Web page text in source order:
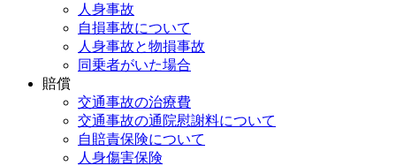
人身事故
自損事故について
人身事故と物損事故
同乗者がいた場合
賠償
交通事故の治療費
交通事故の通院慰謝料について
自賠責保険について
人身傷害保険